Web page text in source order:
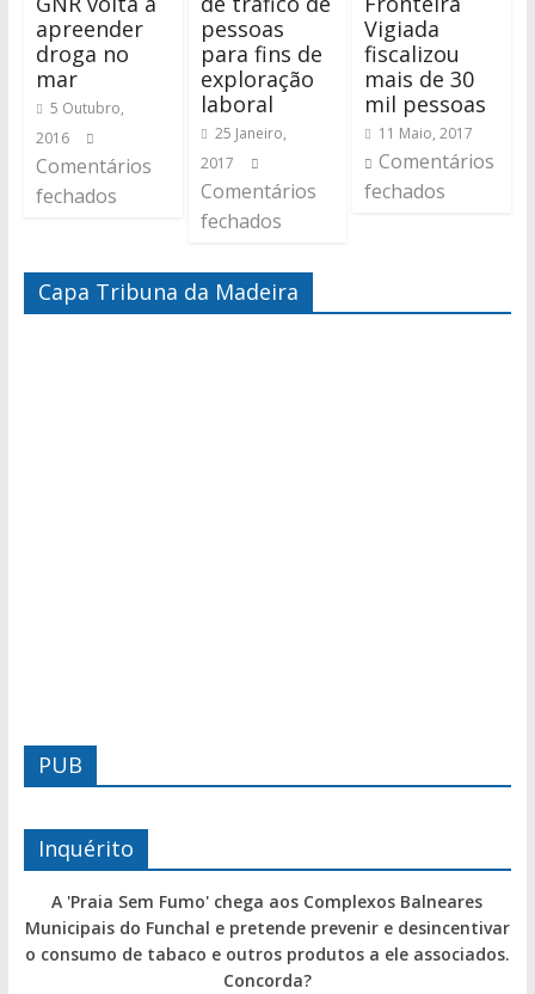
apreender
droga no
mar
5 Outubro,
2016
Comentários
fechados
pessoas
para fins de
exploração
laboral
25 Janeiro,
2017
Comentários
fechados
Vigiada
fiscalizou
mais de 30
mil pessoas
11 Maio, 2017
Comentários
fechados
Capa Tribuna da Madeira
PUB
Inquérito
A 'Praia Sem Fumo' chega aos Complexos Balneares
Municipais do Funchal e pretende prevenir e desincentivar
o consumo de tabaco e outros produtos a ele associados.
Concorda?